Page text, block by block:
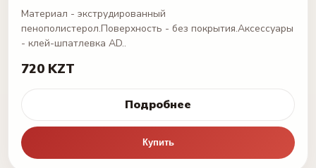
Материал - экструдированный
пенополистерол.Поверхность - без покрытия.Аксессуары
- клей-шпатлевка AD..
720 KZT
Подробнее
Купить